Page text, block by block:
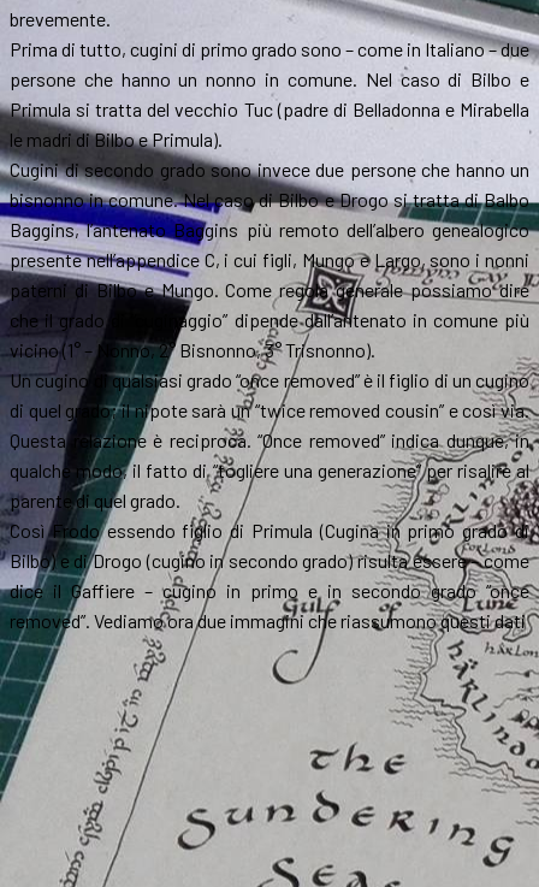
brevemente.
Prima di tutto, cugini di primo grado sono – come in Italiano – due
persone che hanno un nonno in comune. Nel caso di Bilbo e
Primula si tratta del vecchio Tuc (padre di Belladonna e Mirabella
le madri di Bilbo e Primula).
Cugini di secondo grado sono invece due persone che hanno un
bisnonno in comune. Nel caso di Bilbo e Drogo si tratta di Balbo
Baggins, l’antenato Baggins più remoto dell’albero genealogico
presente nell’appendice C, i cui figli, Mungo e Largo, sono i nonni
paterni di Bilbo e Mungo. Come regola generale possiamo dire
che il grado di “cuginaggio” dipende dall’antenato in comune più
vicino (1° – Nonno, 2° Bisnonno, 3° Trisnonno).
Un cugino di qualsiasi grado “once removed” è il figlio di un cugino
di quel grado; il nipote sarà un “twice removed cousin” e così via.
Questa relazione è reciproca. “Once removed” indica dunque, in
qualche modo, il fatto di “togliere una generazione” per risalire al
parente di quel grado.
Così Frodo essendo figlio di Primula (Cugina in primo grado di
Bilbo) e di Drogo (cugino in secondo grado) risulta essere – come
dice il Gaffiere – cugino in primo e in secondo grado “once
removed”. Vediamo ora due immagini che riassumono questi dati